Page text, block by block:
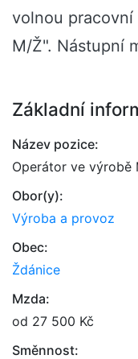
volnou
M/Ž". Nástupní
Základní
Název pozice:
Operátor ve výrobě
Obor(y):
Výroba a provoz
Obec:
Ždánice
Mzda:
od 27 500 Kč
Směnnost: